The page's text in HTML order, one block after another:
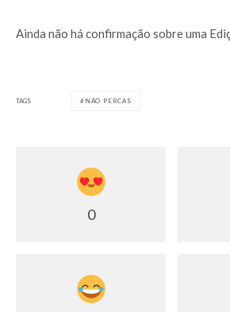
Ainda não há confirmação sobre uma
TAGS NÃO PERCAS
0